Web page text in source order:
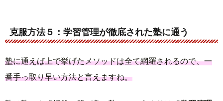
克服方法５：学習管理が徹底された塾に通う
塾に通えば上で挙げたメソッドは全て網羅されるので、一
番手っ取り早い方法と言えますね。